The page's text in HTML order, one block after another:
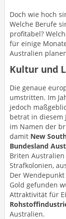
Doch wie hoch
Welche Berufe
profitabel?
für einige
Australien
Kultur und
Die genaue
umstritten. Im
jedoch
betrat in diesem
im Namen der
damit New
Bundesland
Briten
Strafkolonien,
Der
Gold gefunden
Attraktivität für
Australien.